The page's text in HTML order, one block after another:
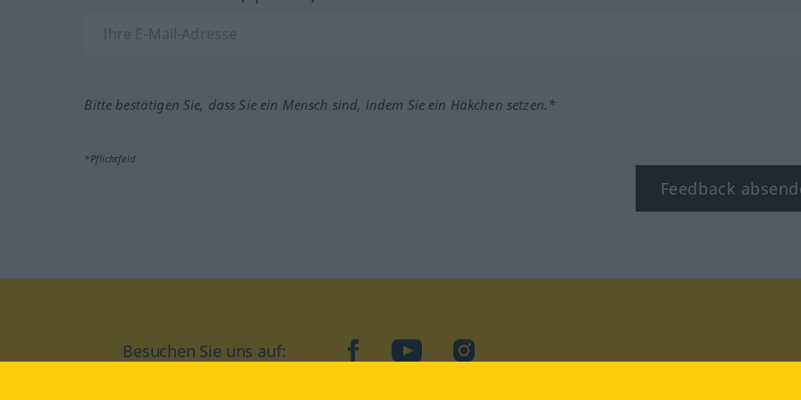
Bitte bestätigen Sie, dass Sie ein Mensch sind, indem Sie ein Häkchen setzen.*
*Pflichtfeld
Feedback
Besuchen Sie uns auf: facebookYouTubeInstagram